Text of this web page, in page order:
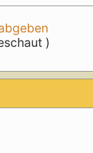
)